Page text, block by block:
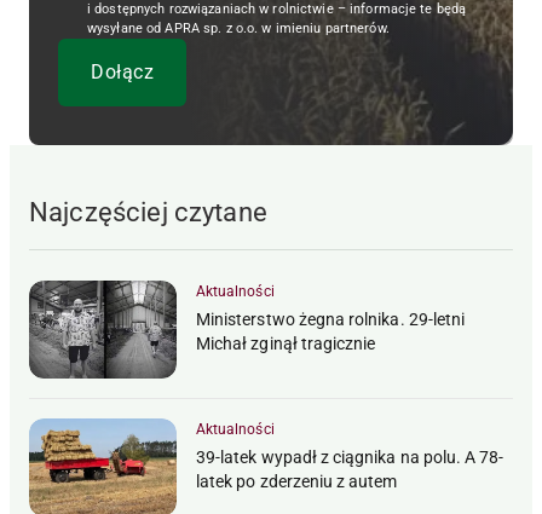
i dostępnych rozwiązaniach w rolnictwie – informacje te będą
wysyłane od APRA sp. z o.o. w imieniu partnerów.
Najczęściej czytane
Aktualności
Ministerstwo żegna rolnika. 29-letni
Michał zginął tragicznie
Aktualności
39-latek wypadł z ciągnika na polu. A 78-
latek po zderzeniu z autem